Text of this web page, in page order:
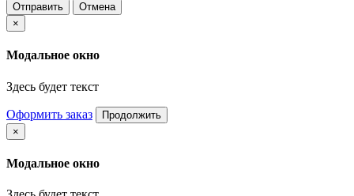
Отправить
Отмена
×
Модальное окно
Здесь будет текст
Оформить заказ
Продолжить
×
Модальное окно